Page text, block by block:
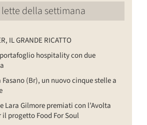
della settimana
IL GRANDE RICATTO
hospitality con due
(Br), un nuovo cinque stelle a
Lara Gilmore premiati con l’Avolta
il progetto Food For Soul